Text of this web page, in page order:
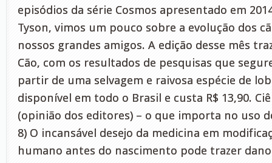
episódios da série Cosmos apresentado em
Tyson, vimos um pouco sobre a evolução dos
nossos grandes amigos. A edição desse mês
Cão, com os resultados de pesquisas que
partir de uma selvagem e raivosa espécie de
disponível em todo o Brasil e custa R$ 13,90.
(opinião dos editores) – o que importa no uso
8) O incansável desejo da medicina em
humano antes do nascimento pode trazer